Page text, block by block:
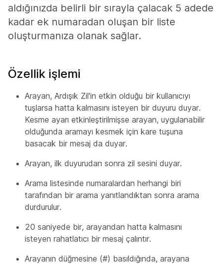
aldığınızda belirli bir sırayla çalacak 5 adede
kadar ek numaradan oluşan bir liste
oluşturmanıza olanak sağlar.
Özellik işlemi
Arayan, Ardışık Zil'in etkin olduğu bir kullanıcıyı
tuşlarsa hatta kalmasını isteyen bir duyuru duyar.
Kesme ayarı etkinleştirilmişse arayan, uygulanabilir
olduğunda aramayı kesmek için kare tuşuna
basacak bir mesaj da duyar.
Arayan, ilk duyurudan sonra zil sesini duyar.
Arama listesinde numaralardan herhangi biri
tarafından bir arama yanıtlandıktan sonra arama
durdurulur.
20 saniyede bir, arayandan hatta kalmasını
isteyen rahatlatıcı bir mesaj çalıntır.
Arayanın düğmesine (#) basıldığında, arayana